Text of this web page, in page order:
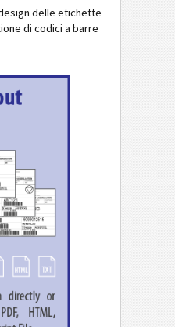
delle etichette
di codici a barre